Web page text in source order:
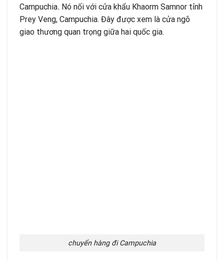
Campuchia. Nó nối với cửa khẩu Khaorm Samnor tỉnh
Prey Veng, Campuchia. Đây được xem là cửa ngõ
giao thương quan trọng giữa hai quốc gia.
chuyển hàng đi Campuchia